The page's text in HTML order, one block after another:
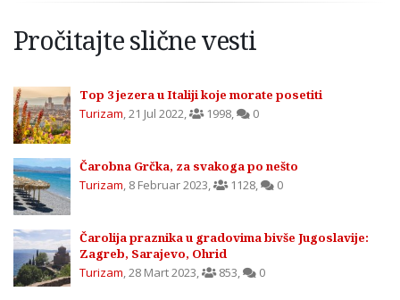
Pročitajte slične vesti
Top 3 jezera u Italiji koje morate posetiti
Turizam,21 Jul 2022, 1998, 0
Čarobna Grčka, za svakoga po nešto
Turizam, 8 Februar 2023, 1128, 0
Čarolija praznika u gradovima bivše Jugoslavije:
Zagreb, Sarajevo, Ohrid
Turizam,28 Mart 2023, 853, 0